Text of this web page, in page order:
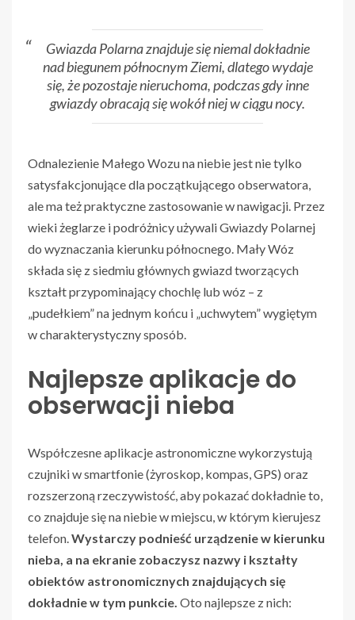
Gwiazda Polarna znajduje się niemal dokładnie
nad biegunem północnym Ziemi, dlatego wydaje
się, że pozostaje nieruchoma, podczas gdy inne
gwiazdy obracają się wokół niej w ciągu nocy.
Odnalezienie Małego Wozu na niebie jest nie tylko
satysfakcjonujące dla początkującego obserwatora,
ale ma też praktyczne zastosowanie w nawigacji. Przez
wieki żeglarze i podróżnicy używali Gwiazdy Polarnej
do wyznaczania kierunku północnego. Mały Wóz
składa się z siedmiu głównych gwiazd tworzących
kształt przypominający chochlę lub wóz – z
„pudełkiem” na jednym końcu i „uchwytem” wygiętym
w charakterystyczny sposób.
Najlepsze aplikacje do
obserwacji nieba
Współczesne aplikacje astronomiczne wykorzystują
czujniki w smartfonie (żyroskop, kompas, GPS) oraz
rozszerzoną rzeczywistość, aby pokazać dokładnie to,
co znajduje się na niebie w miejscu, w którym kierujesz
telefon. Wystarczy podnieść urządzenie w kierunku
nieba, a na ekranie zobaczysz nazwy i kształty
obiektów astronomicznych znajdujących się
dokładnie w tym punkcie. Oto najlepsze z nich: